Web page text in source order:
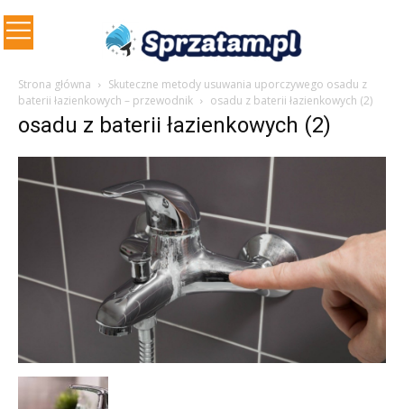
Strona główna
Skuteczne metody usuwania uporczywego osadu z
baterii łazienkowych – przewodnik
osadu z baterii łazienkowych (2)
osadu z baterii łazienkowych (2)